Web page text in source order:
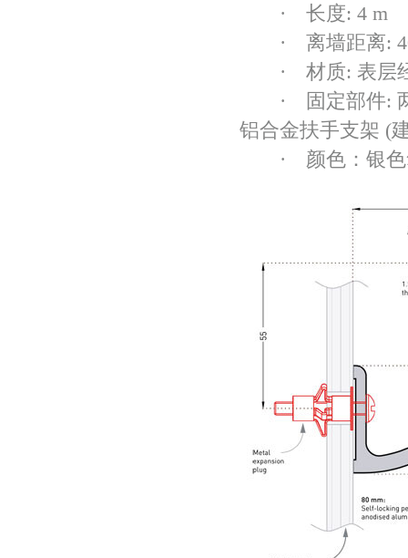
· 长度: 4 m
· 离墙距离:
· 材质: 表层经
· 固定部件: 两
铝合金扶手支架 (
· 颜色：银色